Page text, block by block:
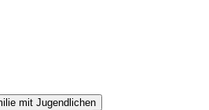
mit Jugendlichen